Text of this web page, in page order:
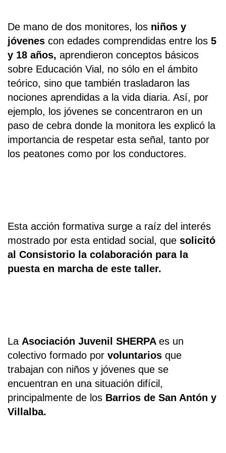
De mano de dos monitores, los niños y
jóvenes con edades comprendidas entre los 5
y 18 años, aprendieron conceptos básicos
sobre Educación Vial, no sólo en el ámbito
teórico, sino que también trasladaron las
nociones aprendidas a la vida diaria. Así, por
ejemplo, los jóvenes se concentraron en un
paso de cebra donde la monitora les explicó la
importancia de respetar esta señal, tanto por
los peatones como por los conductores.
Esta acción formativa surge a raíz del interés
mostrado por esta entidad social, que solicitó
al Consistorio la colaboración para la
puesta en marcha de este taller.
La Asociación Juvenil SHERPA es un
colectivo formado por voluntarios que
trabajan con niños y jóvenes que se
encuentran en una situación difícil,
principalmente de los Barrios de San Antón y
Villalba.